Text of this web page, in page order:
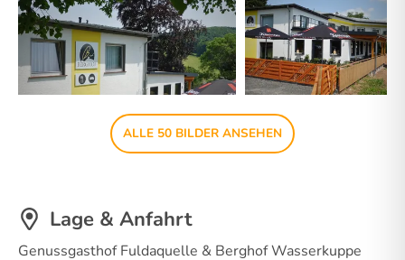
ALLE 50 BILDER ANSEHEN
Lage & Anfahrt
Genussgasthof Fuldaquelle & Berghof Wasserkuppe